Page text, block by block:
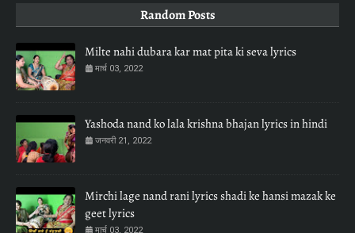
Random Posts
Milte nahi dubara kar mat pita ki seva lyrics
मार्च 03, 2022
Yashoda nand ko lala krishna bhajan lyrics in hindi
जनवरी 21, 2022
Mirchi lage nand rani lyrics shadi ke hansi mazak ke
geet lyrics
मार्च 03, 2022